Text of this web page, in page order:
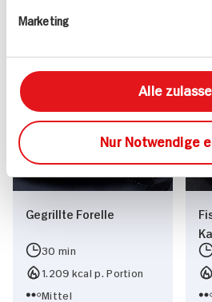
Marketing
Alle
Nur Notwendige
1.127 kcal p. Portion
Gegrillte Forelle
30 min
1.209 kcal p. Portion
Mittel